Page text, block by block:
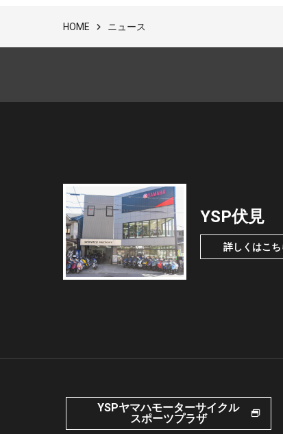
HOME ニュース
YSP伏見
詳しくはこち
YSPヤマハモーターサイクル
スポーツプラザ